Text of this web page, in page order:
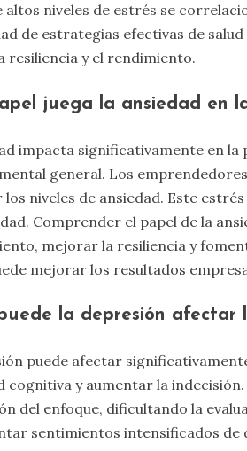
altos niveles de estrés se
de estrategias efectivas de
resiliencia y el rendimiento.
juega la ansiedad en
impacta significativamente en
general. Los
los niveles de ansiedad. Este
Comprender el papel de la
mejorar la resiliencia y
mejorar los resultados
la depresión afectar
puede afectar
cognitiva y aumentar la
del enfoque, dificultando la
sentimientos intensificados de